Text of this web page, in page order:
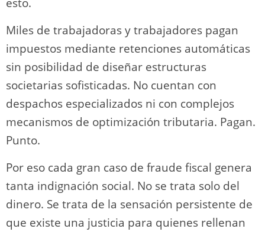
Miles de trabajadoras y trabajadores pagan
impuestos mediante retenciones automáticas
sin posibilidad de diseñar estructuras
societarias sofisticadas. No cuentan con
despachos especializados ni con complejos
mecanismos de optimización tributaria. Pagan.
Punto.
Por eso cada gran caso de fraude fiscal genera
tanta indignación social. No se trata solo del
dinero. Se trata de la sensación persistente de
que existe una justicia para quienes rellenan